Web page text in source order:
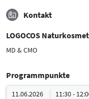
Kontakt
LOGOCOS
MD & CMO
Programmpunkte
11.06.2026 11:30 -